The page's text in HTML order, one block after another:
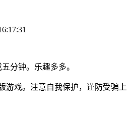
分钟。乐趣多多。
游戏。注意自我保护，谨防受骗上